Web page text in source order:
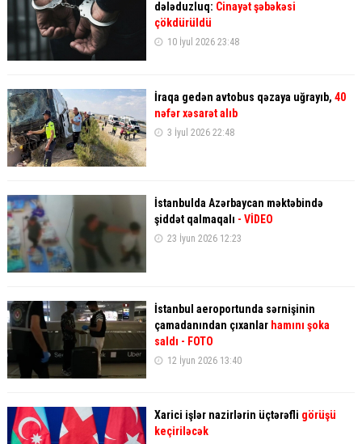
dələduzluq: Cinayət şəbəkəsi
çökdürüldü
10 İyul 2026 23:48
İraqa gedən avtobus qəzaya uğrayıb, 40
nəfər xəsarət alıb
3 İyul 2026 22:48
İstanbulda Azərbaycan məktəbində
şiddət qalmaqalı - VİDEO
23 İyun 2026 12:23
İstanbul aeroportunda sərnişinin
çamadanından çıxanlar hamını şoka
saldı - FOTO
12 İyun 2026 13:40
Xarici işlər nazirlərin üçtərəfli görüşü
keçiriləcək